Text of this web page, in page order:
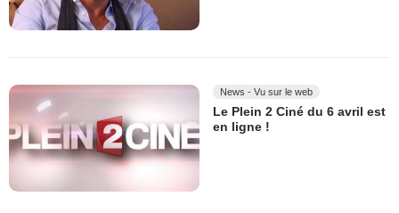
News - Vu sur le web
Le Plein 2 Ciné du 6 avril est
en ligne !